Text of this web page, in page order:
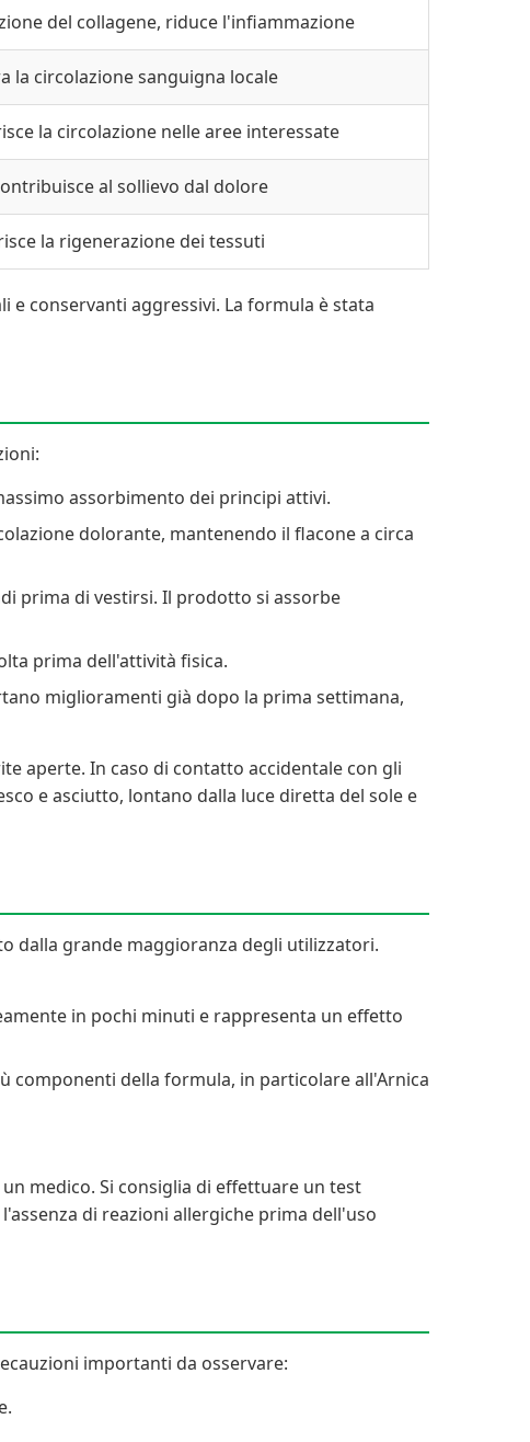
del collagene, riduce l'infiammazione
la circolazione sanguigna locale
la circolazione nelle aree interessate
al sollievo dal dolore
la rigenerazione dei tessuti
conservanti aggressivi. La formula è stata
assorbimento dei principi attivi.
dolorante, mantenendo il flacone a circa
prima di vestirsi. Il prodotto si assorbe
prima dell'attività fisica.
miglioramenti già dopo la prima settimana,
aperte. In caso di contatto accidentale con gli
e asciutto, lontano dalla luce diretta del sole e
dalla grande maggioranza degli utilizzatori.
in pochi minuti e rappresenta un effetto
componenti della formula, in particolare all'Arnica
medico. Si consiglia di effettuare un test
di reazioni allergiche prima dell'uso
importanti da osservare: